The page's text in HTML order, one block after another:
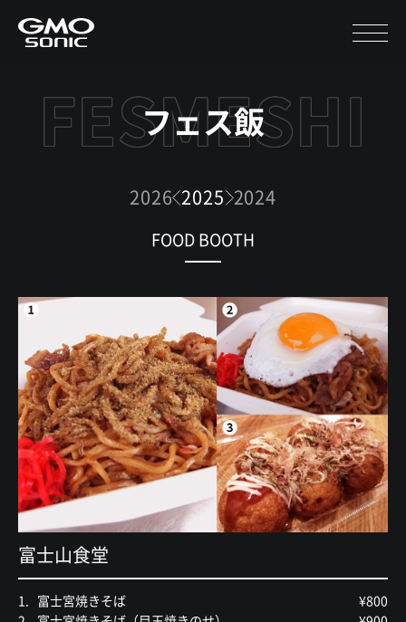
フェス飯
2026 2025 2024
FOOD BOOTH
富士山食堂
富士宮焼きそば
¥800